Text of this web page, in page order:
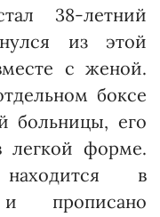
38-летний
из этой
с женой.
боксе
больницы, его
легкой форме.
в
прописано